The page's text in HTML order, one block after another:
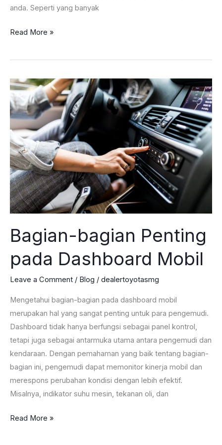
anda. Seperti yang banyak
Cara
Bahan
Mobil,
Pemilik
Wajib
Tahu
Read More »
Bagian-bagian Penting
pada Dashboard Mobil
Leave a Comment / Blog / dealertoyotasmg
Mengetahui bagian-bagian pada dashboard mobil
merupakan hal yang sangat penting untuk para pengemudi.
Dashboard tidak hanya berfungsi sebagai panel kontrol,
tetapi juga sebagai antarmuka utama antara pengemudi dan
kendaraan. Dengan pemahaman yang baik tentang bagian-
bagian ini, pengemudi dapat memonitor kinerja mobil dan
merespons perubahan kondisi dengan lebih efektif.
Misalnya, indikator suhu mesin, tekanan oli, dan
Bagian-
Read More »